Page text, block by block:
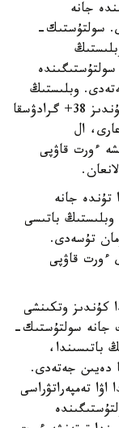
جانە
سولتۇستىك-
دەيىن جەتەدى. وبلىستىڭ
سولتۇستىك- شىعىسى مەن وڭتۇستىگىندە كۇندىز 38+ گرادۋسقا
ال
ءورت قاۋپى
تۇندە جانە
باتىسى
تۇسەدى.
ءورت قاۋپى
كۇندىز وتكىنشى
جانە سولتۇستىك-
باتىسىندا،
15 م/س- قا دەيىن جەتەدى.
تەمپەراتۋراسى